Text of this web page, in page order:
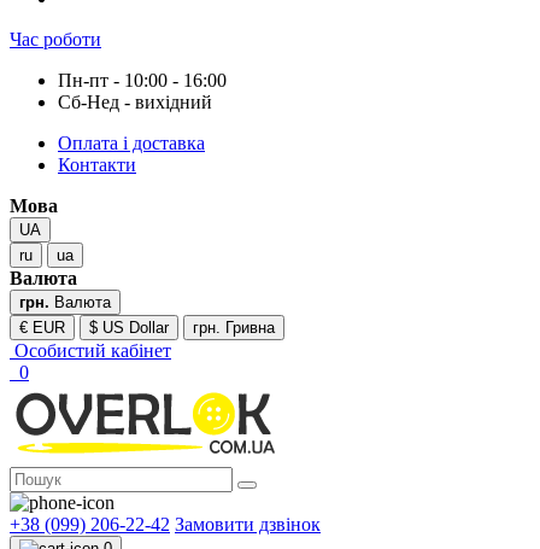
Час роботи
Пн-пт - 10:00 - 16:00
Сб-Нед - вихідний
Оплата і доставка
Контакти
Мова
UA
ru
ua
Валюта
грн. Валюта
€ EUR
$ US Dollar грн. Гривна
Особистий кабінет
0
+38 (099) 206-22-42 Замовити дзвінок